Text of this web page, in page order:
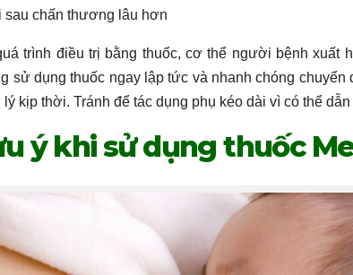
sau chấn thương lâu hơn
trình điều trị bằng thuốc, cơ thể người bệnh xuất
sử dụng thuốc ngay lập tức và nhanh chóng
kịp thời. Tránh để tác dụng phụ kéo dài vì có thể
ý khi sử dụng thuốc